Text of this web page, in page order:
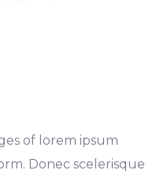
of lorem ipsum
Donec scelerisque